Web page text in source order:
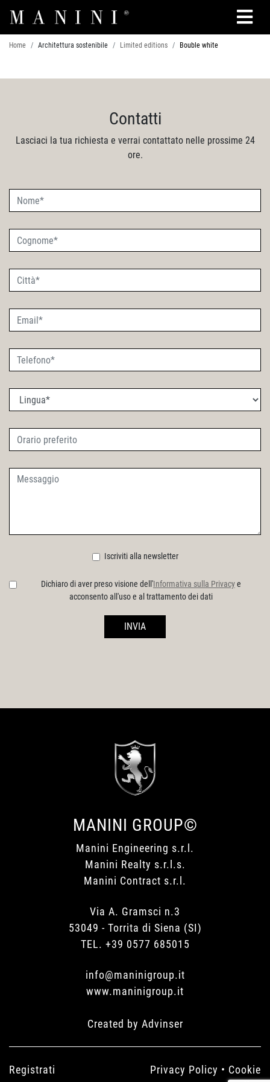
Home Architettura sostenibile Limited editions Bouble white
Contatti
Lasciaci la tua richiesta e verrai contattato nelle prossime 24
ore.
Iscriviti alla newsletter
Dichiaro di aver preso visione dell'Informativa sulla Privacye
acconsento all'uso e al trattamento dei dati
INVIA
MANINI GROUP©
Manini Engineering s.r.l.
Manini Realty s.r.l.s.
Manini Contract s.r.l.
Via A. Gramsci n.3
53049 - Torrita di Siena (SI)
TEL. +39 0577 685015
info@maninigroup.it
www.maninigroup.it
Created by Advinser
Registrati Privacy Policy • Cookie